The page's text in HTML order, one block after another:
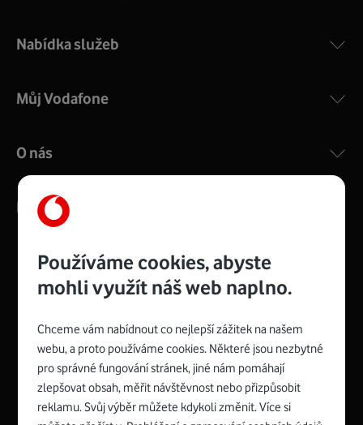
Spojte se s Vodafonem
Facebook
X
InstagramYoutubeVodafoneLinkedIn
Nabídka služeb
Můj Vodafone
O nás
Kontakty
Management
consultancy
Recruitment
logo
Top
roku
Platinové
EcoVadis
Buy
Award
má
zelenou
Používáme cookies, abyste
mohli využít náš web naplno.
Chceme vám nabídnout co nejlepší zážitek na našem
webu, a proto používáme cookies. Některé jsou nezbytné
pro správné fungování stránek, jiné nám pomáhají
zlepšovat obsah, měřit návštěvnost nebo přizpůsobit
reklamu. Svůj výběr můžete kdykoli změnit. Více si